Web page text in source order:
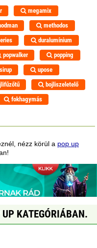
megamix
methodos
duralumínium
popwalker
popping
sirup
upose
bojliszeletelő
fokhagymás
nézz körül a pop up
KATEGÓRIÁBAN.